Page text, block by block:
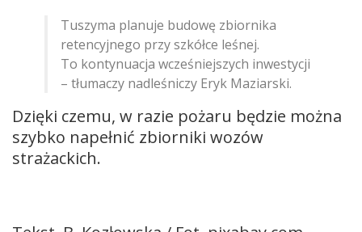
Tuszyma planuje budowę zbiornika
retencyjnego przy szkółce leśnej.
To kontynuacja wcześniejszych inwestycji
– tłumaczy nadleśniczy Eryk Maziarski.
Dzięki czemu, w razie pożaru będzie można
szybko napełnić zbiorniki wozów
strażackich.